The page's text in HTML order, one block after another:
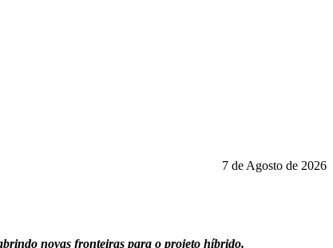
7 de Agosto de 2026
novas fronteiras para o projeto híbrido.